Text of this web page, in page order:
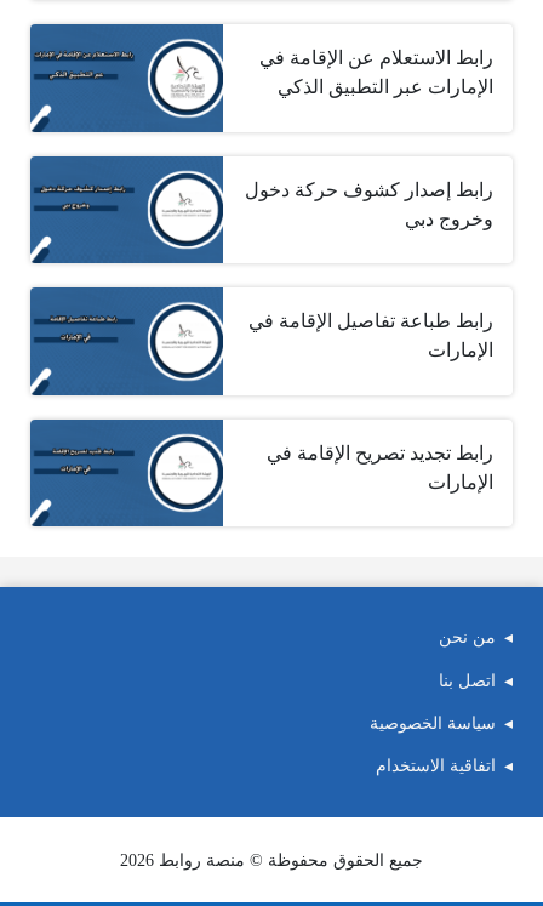
رابط الاستعلام عن الإقامة في
الإمارات عبر التطبيق الذكي
رابط إصدار كشوف حركة دخول
وخروج دبي
رابط طباعة تفاصيل الإقامة في
الإمارات
رابط تجديد تصريح الإقامة في
الإمارات
من نحن
اتصل بنا
سياسة الخصوصية
اتفاقية الاستخدام
جميع الحقوق محفوظة © منصة روابط 2026